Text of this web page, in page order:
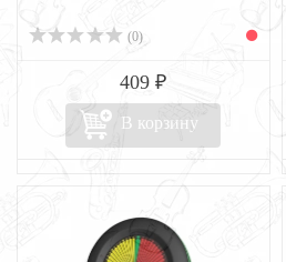
(0)
409 ₽
В корзину